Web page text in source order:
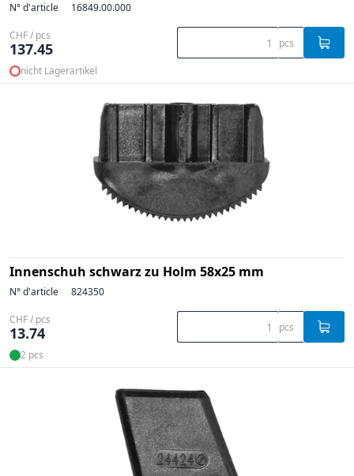
N° d'article 16849.00.000
CHF / pcs
137.45 pcs
nicht Lagerartikel
Innenschuh schwarz zu Holm 58x25 mm
N° d'article 824350
CHF / pcs
13.74 pcs
2 pcs